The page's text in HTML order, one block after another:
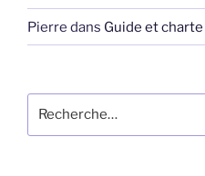
Pierre dans Guide et
pour